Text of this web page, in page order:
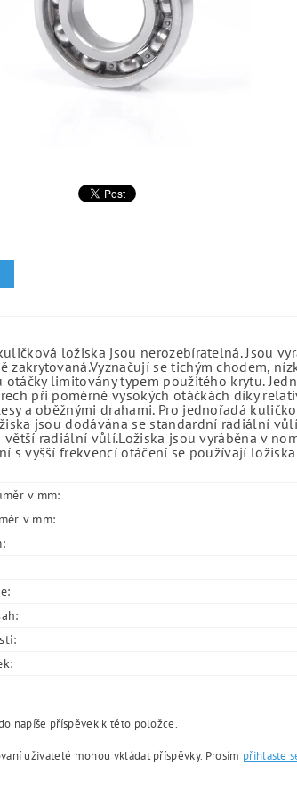
ložiska jsou nerozebíratelná. Jsou
zakrytovaná.Vyznačují se tichým chodem,
otáčky limitovány typem použitého krytu.
při poměrně vysokých otáčkách díky
a oběžnými drahami. Pro jednořadá
jsou dodávána se standardní radiální
větší radiální vůlí.Ložiska jsou vyráběna v
s vyšší frekvencí otáčení se používají
v mm:
v mm:
napíše příspěvek k této položce.
uživatelé mohou vkládat příspěvky. Prosím přihlaste